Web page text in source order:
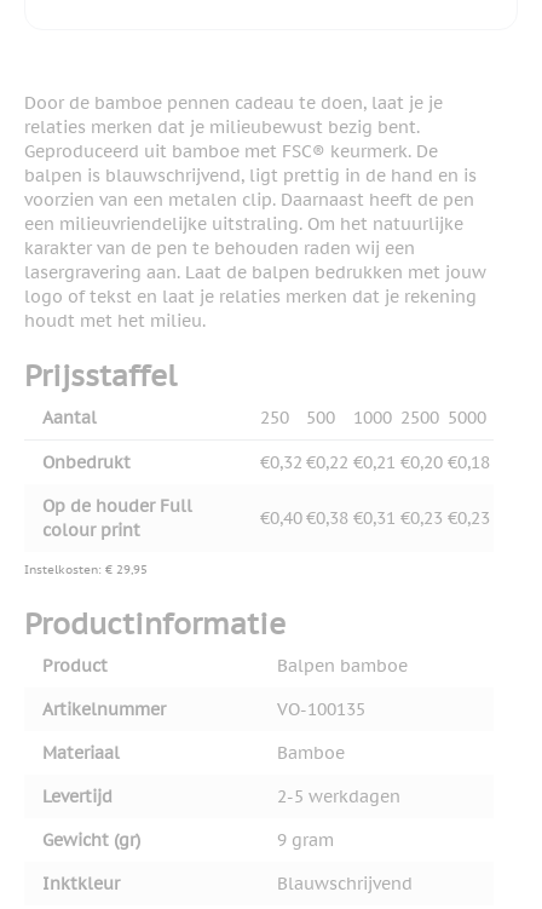
Door de bamboe pennen cadeau te doen, laat je je
relaties merken dat je milieubewust bezig bent.
Geproduceerd uit bamboe met FSC® keurmerk. De
balpen is blauwschrijvend, ligt prettig in de hand en is
voorzien van een metalen clip. Daarnaast heeft de pen
een milieuvriendelijke uitstraling. Om het natuurlijke
karakter van de pen te behouden raden wij een
lasergravering aan. Laat de balpen bedrukken met jouw
logo of tekst en laat je relaties merken dat je rekening
houdt met het milieu.
Prijsstaffel
Aantal 250 500 1000 2500 5000
Onbedrukt €0,32 €0,22 €0,21 €0,20 €0,18
Op de houder Full
colour print
€0,40€0,38 €0,31 €0,23 €0,23
Instelkosten: € 29,95
Productinformatie
Product
Balpen bamboe
Artikelnummer
VO-100135
Materiaal
Bamboe
Levertijd
2-5 werkdagen
Gewicht (gr)
9 gram
Inktkleur
Blauwschrijvend